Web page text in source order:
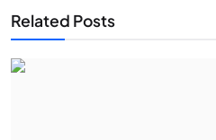
Related Posts